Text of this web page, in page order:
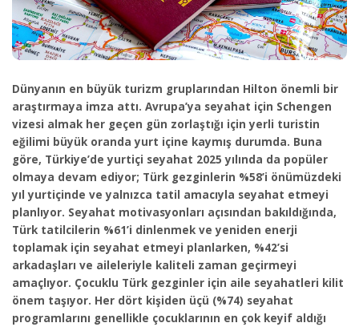
Dünyanın en büyük turizm gruplarından Hilton önemli bir
araştırmaya imza attı. Avrupa’ya seyahat için Schengen
vizesi almak her geçen gün zorlaştığı için yerli turistin
eğilimi büyük oranda yurt içine kaymış durumda. Buna
göre, Türkiye’de yurtiçi seyahat 2025 yılında da popüler
olmaya devam ediyor; Türk gezginlerin %58’i önümüzdeki
yıl yurtiçinde ve yalnızca tatil amacıyla seyahat etmeyi
planlıyor. Seyahat motivasyonları açısından bakıldığında,
Türk tatilcilerin %61’i dinlenmek ve yeniden enerji
toplamak için seyahat etmeyi planlarken, %42’si
arkadaşları ve aileleriyle kaliteli zaman geçirmeyi
amaçlıyor. Çocuklu Türk gezginler için aile seyahatleri kilit
önem taşıyor. Her dört kişiden üçü (%74) seyahat
programlarını genellikle çocuklarının en çok keyif aldığı